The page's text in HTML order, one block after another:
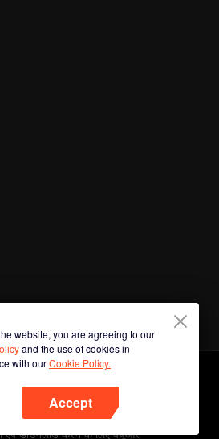
website, you are agreeing to our
and the use of cookies in
with ourCookie Policy.
Accept
ऐप डाउनलोड करने के लिए क्यूआर